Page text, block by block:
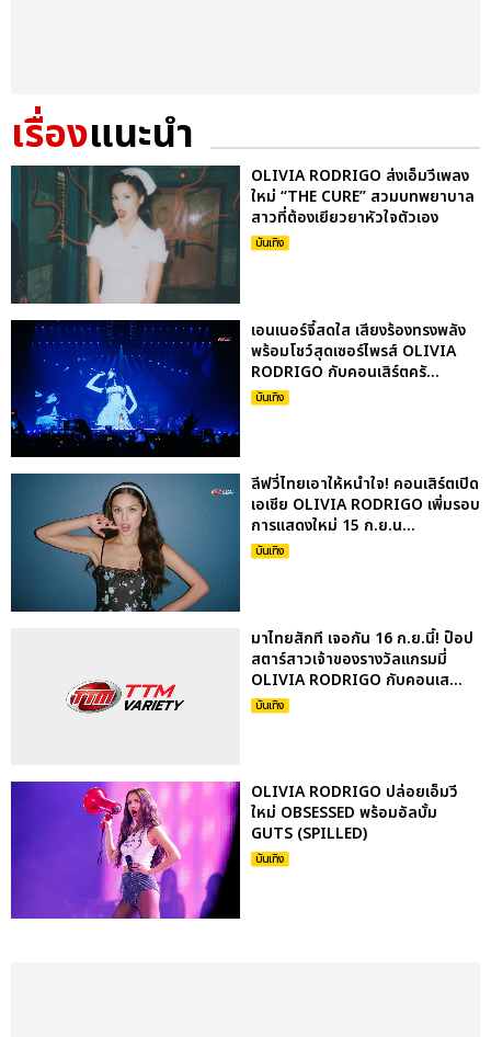
เรื่องแนะนำ
OLIVIA RODRIGO ส่งเอ็มวีเพลง
ใหม่ “THE CURE” สวมบทพยาบาล
สาวที่ต้องเยียวยาหัวใจตัวเอง
บันเทิง
เอนเนอร์จี้สดใส เสียงร้องทรงพลัง
พร้อมโชว์สุดเซอร์ไพรส์ OLIVIA
RODRIGO กับคอนเสิร์ตครั...
บันเทิง
ลีฟวี่ไทยเอาให้หนำใจ! คอนเสิร์ตเปิด
เอเชีย OLIVIA RODRIGO เพิ่มรอบ
การแสดงใหม่ 15 ก.ย.น...
บันเทิง
มาไทยสักที เจอกัน 16 ก.ย.นี้! ป็อป
สตาร์สาวเจ้าของรางวัลแกรมมี่
OLIVIA RODRIGO กับคอนเส...
บันเทิง
OLIVIA RODRIGO ปล่อยเอ็มวี
ใหม่ OBSESSED พร้อมอัลบั้ม
GUTS (SPILLED)
บันเทิง